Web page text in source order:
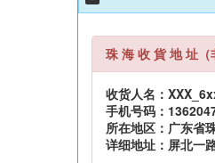
珠 海 收 貨 地 址（